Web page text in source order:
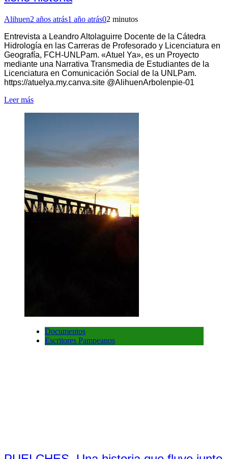
Alihuen2 años atrás1 año atrás02 minutos
Entrevista a Leandro Altolaguirre Docente de la Cátedra
Hidrología en las Carreras de Profesorado y Licenciatura en
Geografía, FCH-UNLPam. «Atuel Ya», es un Proyecto
mediante una Narrativa Transmedia de Estudiantes de la
Licenciatura en Comunicación Social de la UNLPam.
https://atuelya.my.canva.site @AlihuenArbolenpie-01
Leer más
Documentos
Escritores Pampeanos